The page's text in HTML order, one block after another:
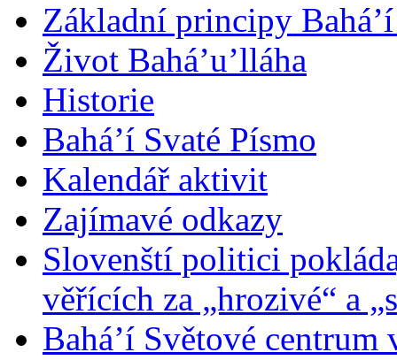
Základní principy
Život Bahá’u’lláha
Historie
Bahá’í Svaté Písmo
Kalendář aktivit
Zajímavé odkazy
Slovenští politici
věřících za „hrozivé“ a
Bahá’í Světové